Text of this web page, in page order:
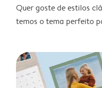
Quer goste de estilos
temos o tema perfeito